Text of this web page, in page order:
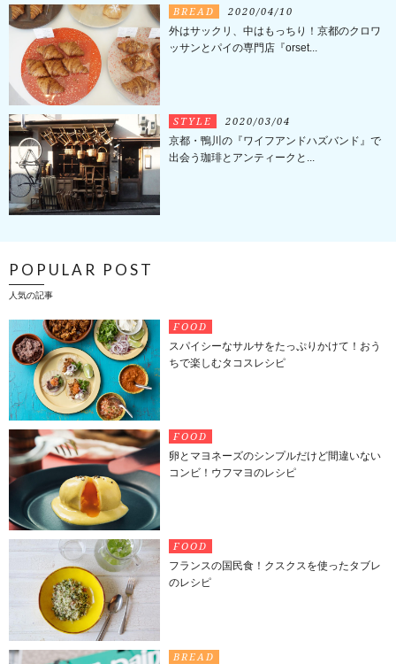
BREAD 2020/04/10
外はサックリ、中はもっちり！京都のクロワ
ッサンとパイの専門店『orset...
STYLE 2020/03/04
京都・鴨川の『ワイフアンドハズバンド』で
出会う珈琲とアンティークと...
POPULAR POST
人気の記事
FOOD
スパイシーなサルサをたっぷりかけて！おう
ちで楽しむタコスレシピ
FOOD
卵とマヨネーズのシンプルだけど間違いない
コンビ！ウフマヨのレシピ
FOOD
フランスの国民食！クスクスを使ったタブレ
のレシピ
BREAD